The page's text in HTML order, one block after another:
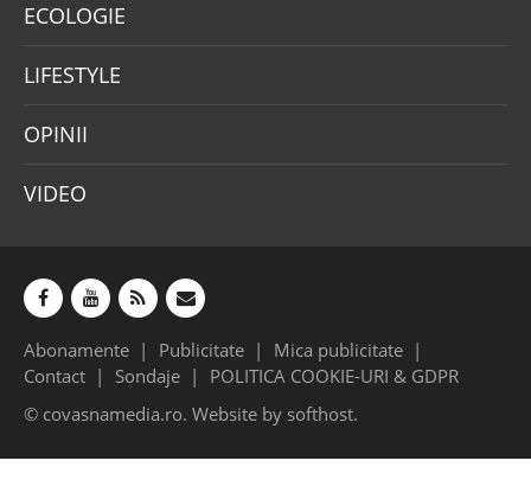
ECOLOGIE
LIFESTYLE
OPINII
VIDEO
Abonamente Publicitate
Mica publicitate
Contact
Sondaje
POLITICA COOKIE-URI & GDPR
© covasnamedia.ro. Website by softhost.